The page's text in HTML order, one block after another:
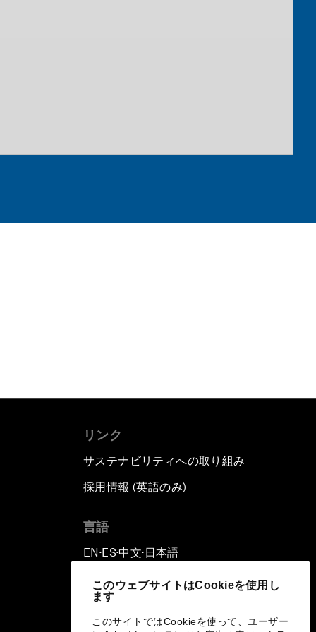
このウェブサイトはCookieを使用し
ます
このサイトではCookieを使って、ユーザー
リンク
サステナビリティへの取り組み
採用情報 (英語のみ)
言語
EN ▪ES▪中文▪ 日本語